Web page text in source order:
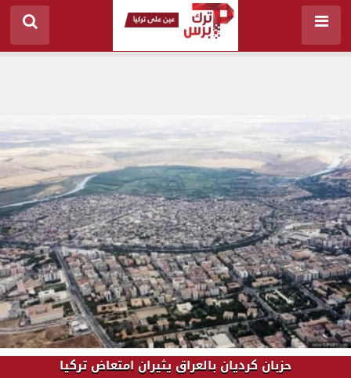
حزبان كرديان بالعراق يثيران امتعاض تركيا